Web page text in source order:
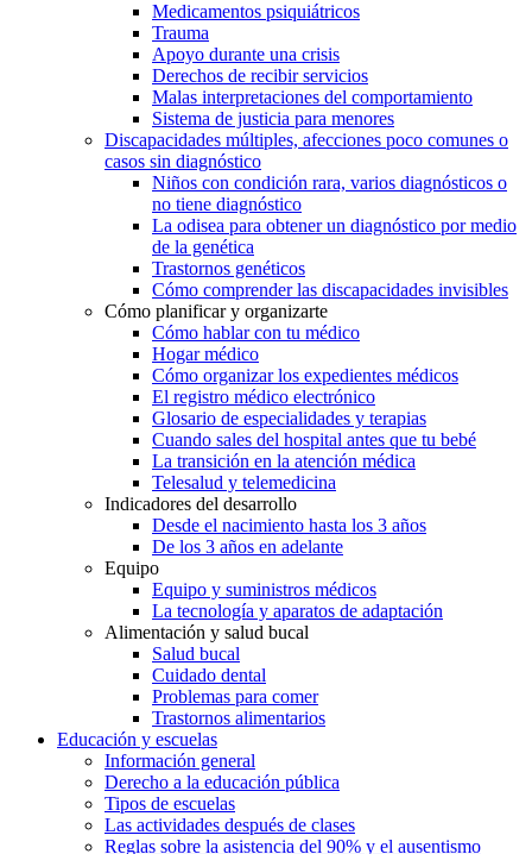
Medicamentos psiquiátricos
Trauma
Apoyo durante una crisis
Derechos de recibir servicios
Malas interpretaciones del comportamiento
Sistema de justicia para menores
Discapacidades múltiples, afecciones poco comunes o
casos sin diagnóstico
Niños con condición rara, varios diagnósticos o
no tiene diagnóstico
La odisea para obtener un diagnóstico por medio
de la genética
Trastornos genéticos
Cómo comprender las discapacidades invisibles
Cómo planificar y organizarte
Cómo hablar con tu médico
Hogar médico
Cómo organizar los expedientes médicos
El registro médico electrónico
Glosario de especialidades y terapias
Cuando sales del hospital antes que tu bebé
La transición en la atención médica
Telesalud y telemedicina
Indicadores del desarrollo
Desde el nacimiento hasta los 3 años
De los 3 años en adelante
Equipo
Equipo y suministros médicos
La tecnología y aparatos de adaptación
Alimentación y salud bucal
Salud bucal
Cuidado dental
Problemas para comer
Trastornos alimentarios
Educación y escuelas
Información general
Derecho a la educación pública
Tipos de escuelas
Las actividades después de clases
Reglas sobre la asistencia del 90% y el ausentismo